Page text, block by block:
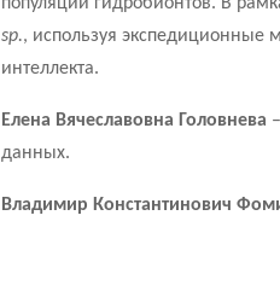
sp., используя экспедиционные
интеллекта.
Елена Вячеславовна Головнева
данных.
Владимир Константинович